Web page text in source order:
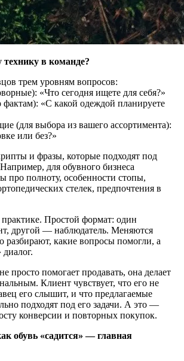
технику в команде?
трем уровням вопросов:
«Что сегодня ищете для себя?»
«С какой одеждой планируете
(для выбора из вашего ассортимента):
или без?»
и фразы, которые подходят под
для обувного бизнеса
про полноту, особенности стопы,
стелек, предпочтения в
Простой формат: один
другой — наблюдатель. Меняются
разбирают, какие вопросы помогли, а
просто помогает продавать, она делает
Клиент чувствует, что его не
его слышит, и что предлагаемые
подходят под его задачи. А это —
конверсии и повторных покупок.
обувь «садится» — главная